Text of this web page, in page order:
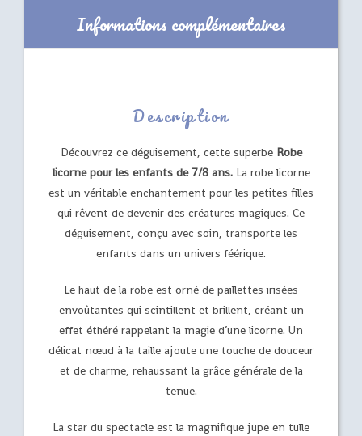
Informations complémentaires
Description
Découvrez ce déguisement, cette superbe Robe
licorne pour les enfants de 7/8 ans. La robe licorne
est un véritable enchantement pour les petites filles
qui rêvent de devenir des créatures magiques. Ce
déguisement, conçu avec soin, transporte les
enfants dans un univers féérique.
Le haut de la robe est orné de paillettes irisées
envoûtantes qui scintillent et brillent, créant un
effet éthéré rappelant la magie d’une licorne. Un
délicat nœud à la taille ajoute une touche de douceur
et de charme, rehaussant la grâce générale de la
tenue.
La star du spectacle est la magnifique jupe en tulle